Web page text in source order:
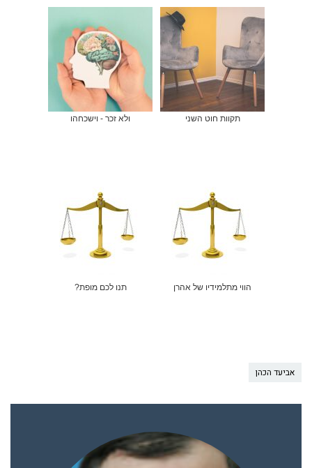
תקוות חוט השני ולא זכר - וישכחהו
הווי מתלמידיו של אהרן תנו לכם מופת?
אביעד הכהן